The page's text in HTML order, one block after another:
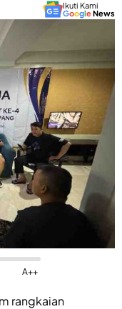
Ikuti Kami
GoogleNews
A++
rangkaian